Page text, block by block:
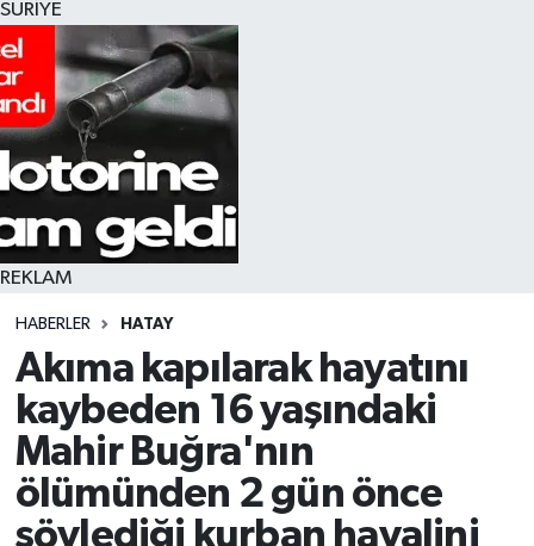
SURİYE
REKLAM
HABERLER HATAY
Akıma kapılarak hayatını
kaybeden 16 yaşındaki
Mahir Buğra'nın
ölümünden 2 gün önce
söylediği kurban hayalini